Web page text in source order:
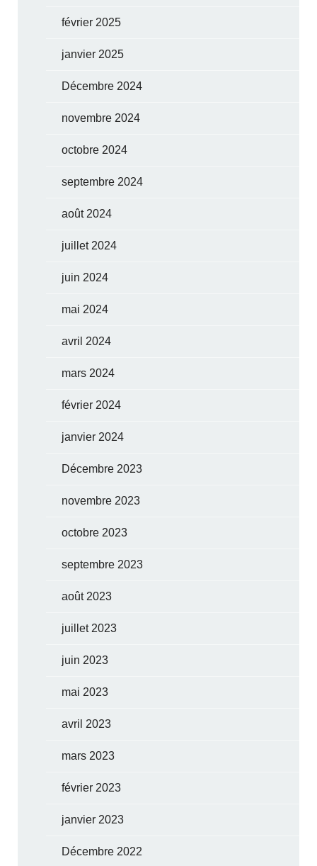
février 2025
janvier 2025
Décembre 2024
novembre 2024
octobre 2024
septembre 2024
août 2024
juillet 2024
juin 2024
mai 2024
avril 2024
mars 2024
février 2024
janvier 2024
Décembre 2023
novembre 2023
octobre 2023
septembre 2023
août 2023
juillet 2023
juin 2023
mai 2023
avril 2023
mars 2023
février 2023
janvier 2023
Décembre 2022